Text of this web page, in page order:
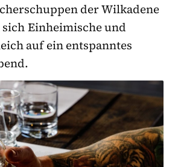
der Wilkadene
Einheimische und
auf ein entspanntes